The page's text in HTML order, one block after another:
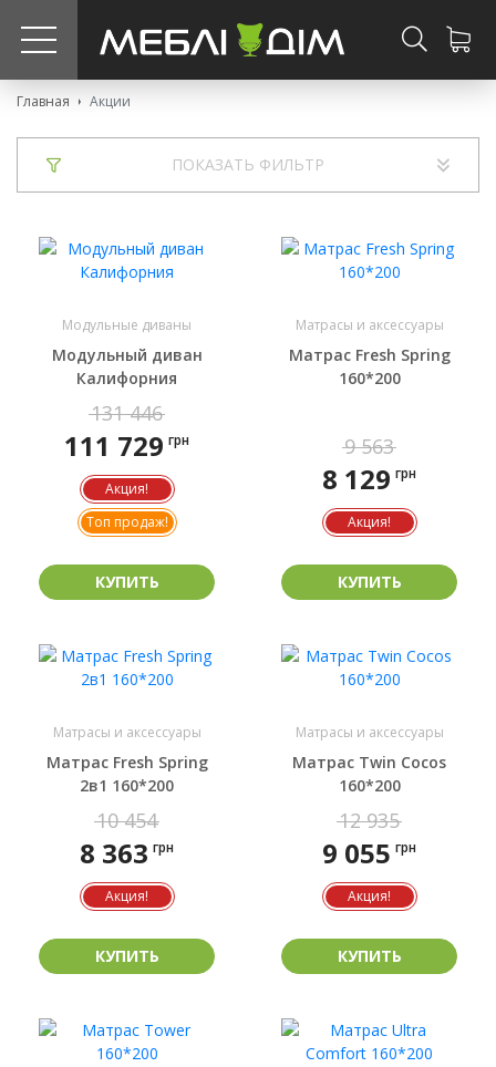
Главная Акции
ПОКАЗАТЬ ФИЛЬТР
Модульные диваны
Модульный диван
Калифорния
131 446
111 729 грн
Акция!
Топ продаж!
КУПИТЬ
Матрасы и аксессуары
Матрас Fresh Spring
160*200
9 563
8 129 грн
Акция!
КУПИТЬ
Матрасы и аксессуары
Матрас Fresh Spring
2в1 160*200
10 454
8 363 грн
Акция!
КУПИТЬ
Матрасы и аксессуары
Матрас Twin Cocos
160*200
12 935
9 055 грн
Акция!
КУПИТЬ